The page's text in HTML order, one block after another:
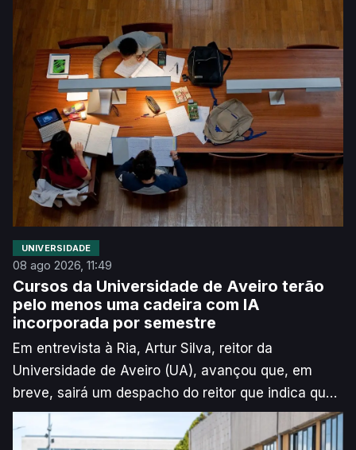
Campi e a cidade.
UNIVERSIDADE
08 ago 2026, 11:49
Cursos da Universidade de Aveiro terão
pelo menos uma cadeira com IA
incorporada por semestre
Em entrevista à Ria, Artur Silva, reitor da
Universidade de Aveiro (UA), avançou que, em
breve, sairá um despacho do reitor que indica que,
pelo menos, “20%” das unidades curriculares de
cada curso devem passar a ter Inteligência